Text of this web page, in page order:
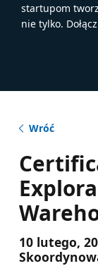
startupom
nie tylko.
Wróć
10 lutego,